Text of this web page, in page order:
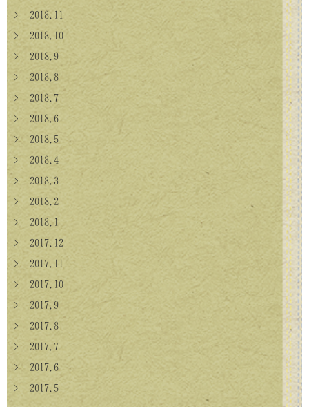
> 2018.11
> 2018.10
> 2018.9
> 2018.8
> 2018.7
> 2018.6
> 2018.5
> 2018.4
> 2018.3
> 2018.2
> 2018.1
> 2017.12
> 2017.11
> 2017.10
> 2017.9
> 2017.8
> 2017.7
> 2017.6
> 2017.5